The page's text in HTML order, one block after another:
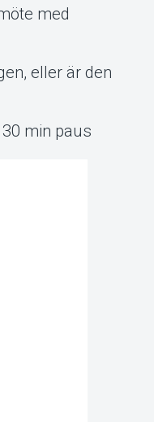
med
eller är den
min paus